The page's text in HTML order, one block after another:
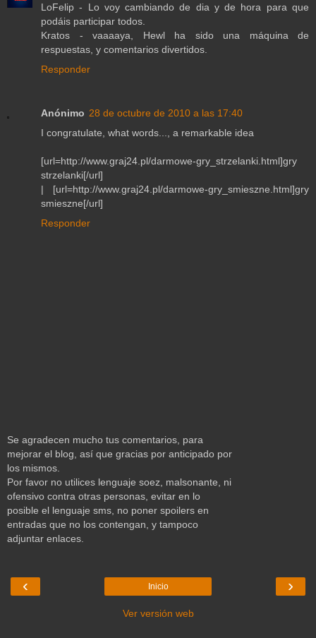
LoFelip - Lo voy cambiando de dia y de hora para que
podáis participar todos.
Kratos - vaaaaya, Hewl ha sido una máquina de
respuestas, y comentarios divertidos.
Responder
Anónimo 28 de octubre de 2010 a las 17:40
I congratulate, what words..., a remarkable idea
[url=http://www.graj24.pl/darmowe-gry_strzelanki.html]gry
strzelanki[/url]
| [url=http://www.graj24.pl/darmowe-gry_smieszne.html]gry
smieszne[/url]
Responder
Se agradecen mucho tus comentarios, para
mejorar el blog, así que gracias por anticipado por
los mismos.
Por favor no utilices lenguaje soez, malsonante, ni
ofensivo contra otras personas, evitar en lo
posible el lenguaje sms, no poner spoilers en
entradas que no los contengan, y tampoco
adjuntar enlaces.
‹ ›
Inicio
Ver versión web